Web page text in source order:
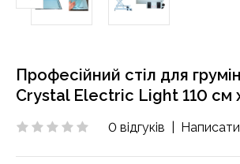
Професійний стіл для
Crystal Electric Light 110 см
0 відгуків Написати